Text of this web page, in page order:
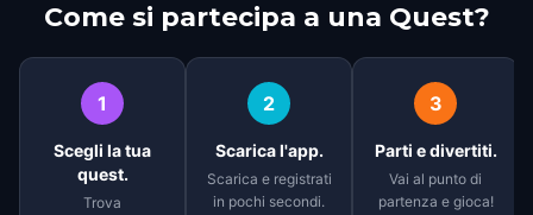
Come si partecipa a una Quest?
1
Scegli la tua
quest.
Trova
2
Scarica l'app.
Scarica e registrati
in pochi secondi.
3
Parti e divertiti.
Vai al punto di
partenza e gioca!